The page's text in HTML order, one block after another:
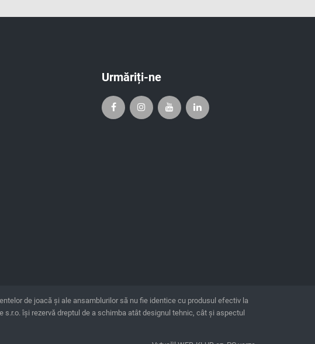
Urmăriți-ne
de joacă și ale ansamblurilor să nu fie identice cu produsul efectiv la
îşi rezervă dreptul de a schimba atât designul tehnic, cât şi aspectul